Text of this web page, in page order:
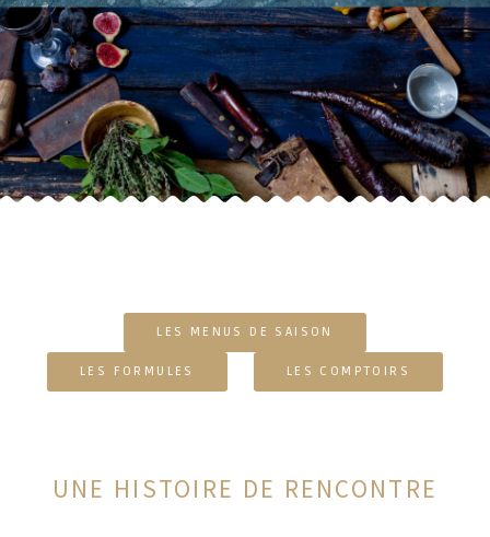
LES MENUS DE SAISON
LES FORMULES LES COMPTOIRS
UNE HISTOIRE DE RENCONTRE